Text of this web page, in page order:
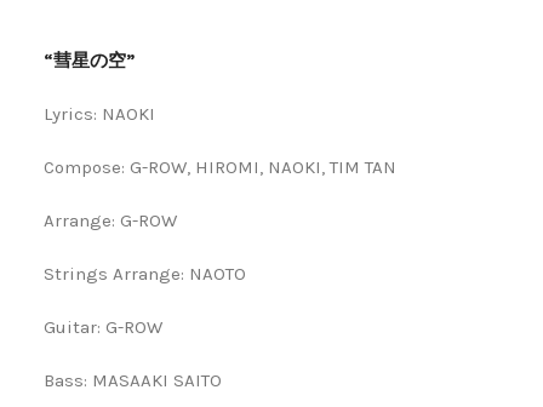
“彗星の空”
Lyrics: NAOKI
Compose: G-ROW, HIROMI, NAOKI, TIM TAN
Arrange: G-ROW
Strings Arrange: NAOTO
Guitar: G-ROW
Bass: MASAAKI SAITO